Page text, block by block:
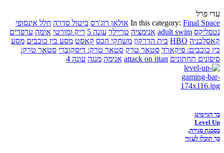
עדי פרל
In this category: Final Space אולאן רוג'רס ביטול סדרה חלל אינסופי
נטפליקס adult swim אנימציה טריילר עונה 5 ריק ומורטי אימה ערפדים
קאסלבניה HBO בית הדרקון משחקי הכס קאסט מסע בין כוכבים מסע
בין כוכבים: פיקארד סטאר טרק סטאר טרק: דיסקוברי סטאר טרק:
סיפונים תחתונים attack on titan אנימה מנגה עונה 4
בר הגיימינג
Level Up
בסכנת סגירה,
כך תוכלו לעזור